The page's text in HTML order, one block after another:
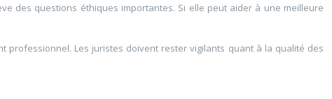
des questions éthiques importantes. Si elle peut aider à une meilleure
professionnel. Les juristes doivent rester vigilants quant à la qualité des